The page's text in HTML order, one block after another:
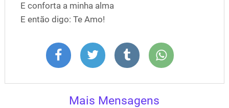
E conforta a minha alma
E então digo: Te Amo!
Mais Mensagens